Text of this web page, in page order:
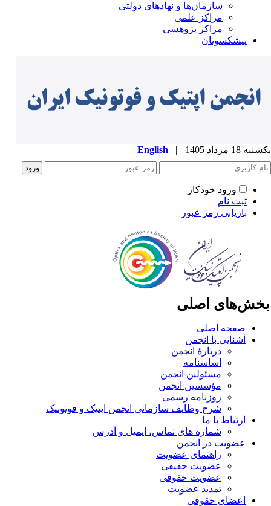
سازمان‌ها و نهادهای دولتی
مراکز علمی
مراکز پژوهشی
پیشکسوتان
18 مرداد 1405 |
English
ورود خودکار
ثبت نام
بازیابی رمز عبور
اصلی
صفحه اصلی
آشنایی با انجمن
دربارۀ انجمن
اساسنامه
مسئولین انجمن
مؤسسین انجمن
روزنامه رسمی
شرح وظایف سازمانی انجمن اپتیک و فوتونیک
ارتباط با ما
شماره های تماس، ایمیل و آدرس
عضویت در انجمن
راهنمای عضویت
عضویت حقیقی
عضویت حقوقی
تمدید عضویت
اعضای حقوقی